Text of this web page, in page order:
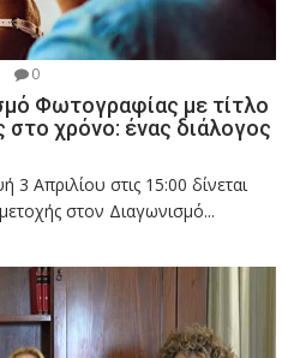
0
Φωτογραφίας με τίτλο
στο χρόνο: ένας διάλογος
Απριλίου στις 15:00 δίνεται
στον Διαγωνισμό...